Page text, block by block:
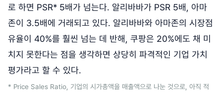
로 하면 PSR* 5배가 넘는다. 알리바바가 PSR 5배, 아마
존이 3.5배에 거래되고 있다. 알리바바와 아마존의 시장점
유율이 40%를 훨씬 넘는 데 반해, 쿠팡은 20%에도 채 미
치지 못한다는 점을 생각하면 상당히 파격적인 기업 가치
평가라고 할 수 있다.
* Price Sales Ratio, 기업의 시가총액을 매출액으로 나눈 것으로, 아직 적